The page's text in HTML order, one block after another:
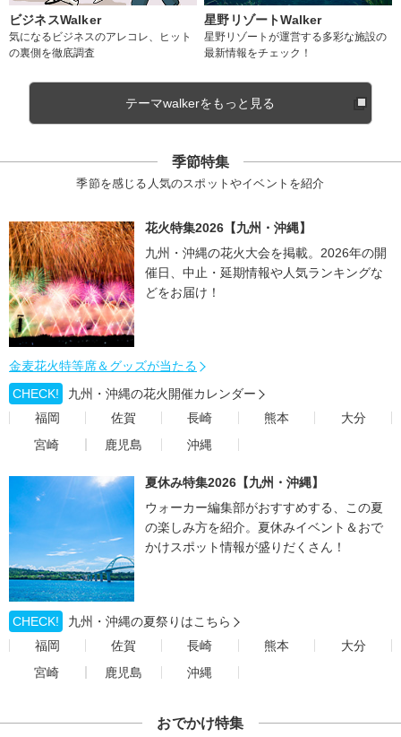
ビジネスWalker
気になるビジネスのアレコレ、ヒット
の裏側を徹底調査
星野リゾートWalker
星野リゾートが運営する多彩な施設の
最新情報をチェック！
テーマwalkerをもっと見る
季節特集
季節を感じる人気のスポットやイベントを紹介
花火特集2026【九州・沖縄】
九州・沖縄の花火大会を掲載。2026年の開
催日、中止・延期情報や人気ランキングな
どをお届け！
金麦花火特等席＆グッズが当たる
CHECK!
九州・沖縄の花火開催カレンダー
福岡
佐賀 長崎 熊本
大分
宮崎
鹿児島 沖縄
夏休み特集2026【九州・沖縄】
ウォーカー編集部がおすすめする、この夏
の楽しみ方を紹介。夏休みイベント＆おで
かけスポット情報が盛りだくさん！
CHECK!
九州・沖縄の夏祭りはこちら
福岡
佐賀 長崎 熊本
大分
宮崎
鹿児島 沖縄
おでかけ特集